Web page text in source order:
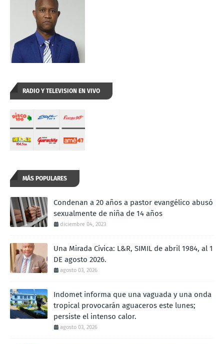
RADIO Y TELEVISION EN VIVO
MÁS POPULARES
Condenan a 20 años a pastor evangélico abusó
sexualmente de niña de 14 años
diciembre 04, 2023
Una Mirada Cívica: L&R, SIMIL de abril 1984, al 1
DE agosto 2026.
agosto 03, 2026
Indomet informa que una vaguada y una onda
tropical provocarán aguaceros este lunes;
persiste el intenso calor.
agosto 03, 2026